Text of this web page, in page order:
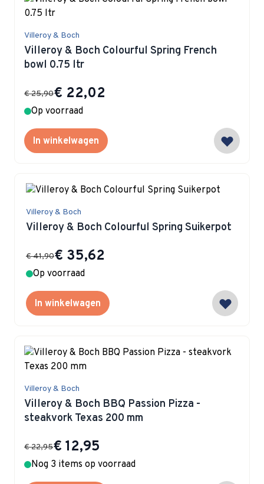
Villeroy & Boch
Villeroy & Boch Colourful Spring French
bowl 0.75 ltr
Special Price
€ 22,02
€ 25,90
Op voorraad
In winkelwagen
Villeroy & Boch
Villeroy & Boch Colourful Spring Suikerpot
Special Price
€ 35,62
€ 41,90
Op voorraad
In winkelwagen
Villeroy & Boch
Villeroy & Boch BBQ Passion Pizza -
steakvork Texas 200 mm
Special Price
€ 12,95
€ 22,95
Nog 3 items op voorraad